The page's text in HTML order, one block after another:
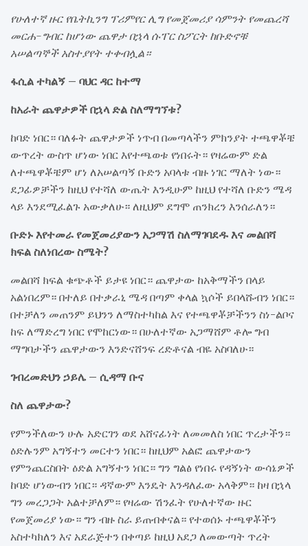
የሁለተኛ ዙር የቤትኪንግ ፕሪምየር ሊግ የመጀመሪያ ሳምንት የመጨረሻ
መርሐ-ግብር ከሆነው ጨዋታ በኋላ ሱፐር ስፖርት ከቡድኖቹ
አሠልጣኞች አስተያየት ተቀብሏል።
ፋሲል ተካልኝ – ባህር ዳር ከተማ
ከአራት ጨዋታዎች በኋላ ድል ስለማግኘቱ?
ከባድ ነበር። ባለፉት ጨዋታዎች ነጥብ በመጣላችን ምክንያት ተጫዋቾቼ
ውጥረት ውስጥ ሆነው ነበር እየተጫወቱ የነበሩት። የዛሬውም ድል
ለተጫዋቾቼም ሆነ ለአሠልጣኝ ቡድን አባላቱ ብዙ ነገር ማለት ነው።
ደጋፊዎቻችን ከዚህ የተሻለ ውጤት እንዲሁም ከዚህ የተሻለ ቡድን ሜዳ
ላይ እንደሚፈልጉ አውቃለሁ። ለዚህም ደግሞ ጠንክረን እንሰራለን።
ቡድኑ እየተመራ የመጀመሪያውን አጋማሽ ስለማገባደዱ እና መልበሻ
ክፍል ስለነበረው ስሜት?
መልበሻ ክፍል ቁጭቶች ይታዩ ነበር። ጨዋታው ከአቅማችን በላይ
አልነበረም። በተለይ በተቃራኒ ሜዳ በጣም ቀላል ኳሶች ይበላሹብን ነበር።
በተቻለን መጠንም ይህንን ለማስተካከል እና የተጫዋቾቻችንን ስነ-ልቦና
ከፍ ለማድረግ ነበር የሞከርነው። በሁለተኛው አጋማሸም ቶሎ ግብ
ማግባታችን ጨዋታውን እንድናሸንፍ ረድቶናል ብዬ አስባለሁ።
ገብረመድህን ኃይሌ – ሲዳማ ቡና
ስለ ጨዋታው?
የምንችለውን ሁሉ አድርገን ወደ አሸናፊነት ለመመለስ ነበር ጥረታችን።
ዕድሉንም አግኝተን መርተን ነበር። ከዚህም አልፎ ጨዋታውን
የምንጨርስበት ዕድል አግኝተን ነበር። ግን ግልፅ የነበሩ የዳኝነት ውሳኔዎች
ከባድ ሆነውብን ነበር። ዳኛውም እንዴት እንዳለፈው አላቅም። ከዛ በኋላ
ግን መረጋጋት አልተቻለም። የዛሬው ሽንፈት የሁለተኛው ዙር
የመጀመሪያ ነው። ግን ብዙ ስራ ይጠብቀናል። የተወሰኑ ተጫዋቾችን
አስተካክለን እና አደራጅተን በቀጣይ ከዚህ አደጋ ለመውጣት ጥረት